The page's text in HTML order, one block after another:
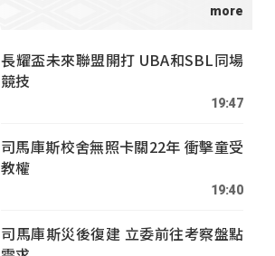
長耀盃未來聯盟開打 UBA和SBL同場
競技
19:47
司馬庫斯校舍無照卡關22年 衝擊童受
教權
19:40
司馬庫斯災後復建 立委前往考察盤點